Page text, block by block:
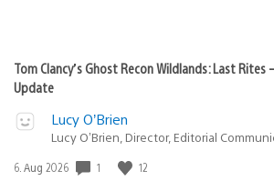
Tom Clancy’s Ghost Recon Wildlands: Last
Update
Lucy O’Brien
Lucy O’Brien, Director, Editorial
Veröffentlichungsdatum:
6. Aug 2026 1 12